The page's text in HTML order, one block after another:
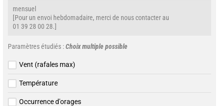
mensuel
[Pour un envoi hebdomadaire, merci de nous contacter au
01 39 28 00 28.]
Paramètres étudiés :Choix multiple possible
Vent (rafales max)
Température
Occurrence d'orages